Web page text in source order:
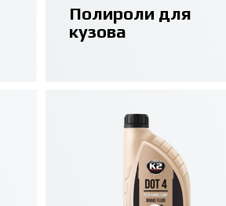
Полироли для
кузова